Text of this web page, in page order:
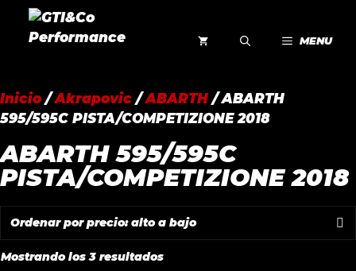
Saltar
MENU
Inicio/Akrapovic /ABARTH / ABARTH
595/595C PISTA/COMPETIZIONE 2018
ABARTH 595/595C
PISTA/COMPETIZIONE 2018
Mostrando los 3 resultadosOrdenado